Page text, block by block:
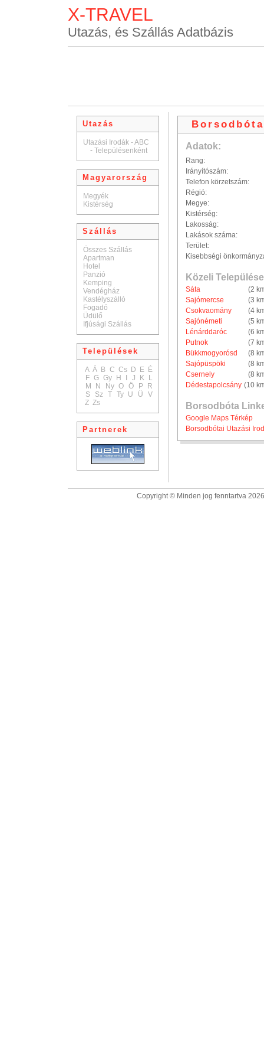
X-TRAVEL
Utazás, és Szállás Adatbázis
Utazás
Utazási Irodák - ABC
- Településenként
Magyarország
Megyék
Kistérség
Szállás
Összes Szállás
Apartman
Hotel
Panzió
Kemping
Vendégház
Kastélyszálló
Fogadó
Üdülő
Ifjúsági Szállás
Települések
A Á B C Cs D E É
F G Gy H J K
L
M
N Ny O Ö P
R
S
Sz T Ty U Ü
V
Z Zs
Partnerek
Borsodbóta
Adatok:
Rang:
Irányítószám:
Telefon körzetszám:
Régió:
Megye:
Kistérség:
Lakosság:
Lakások száma:
Terület:
Kisebbségi
Közeli
Sáta
(2
Sajómercse
(3
Csokvaomány
(4
Sajónémeti
(5
Lénárddaróc
(6
Putnok
(7
Bükkmogyorósd
(8
Sajópüspöki
(8
Csernely
(8
Dédestapolcsány (10
Borsodbóta
Google Maps Térkép
Borsodbótai Utazási
Copyright © Minden jog fenntartva